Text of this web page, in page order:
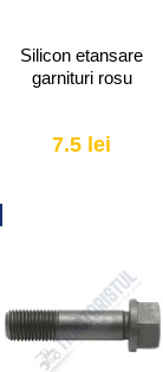
Silicon etansare
garnituri rosu
7.5 lei